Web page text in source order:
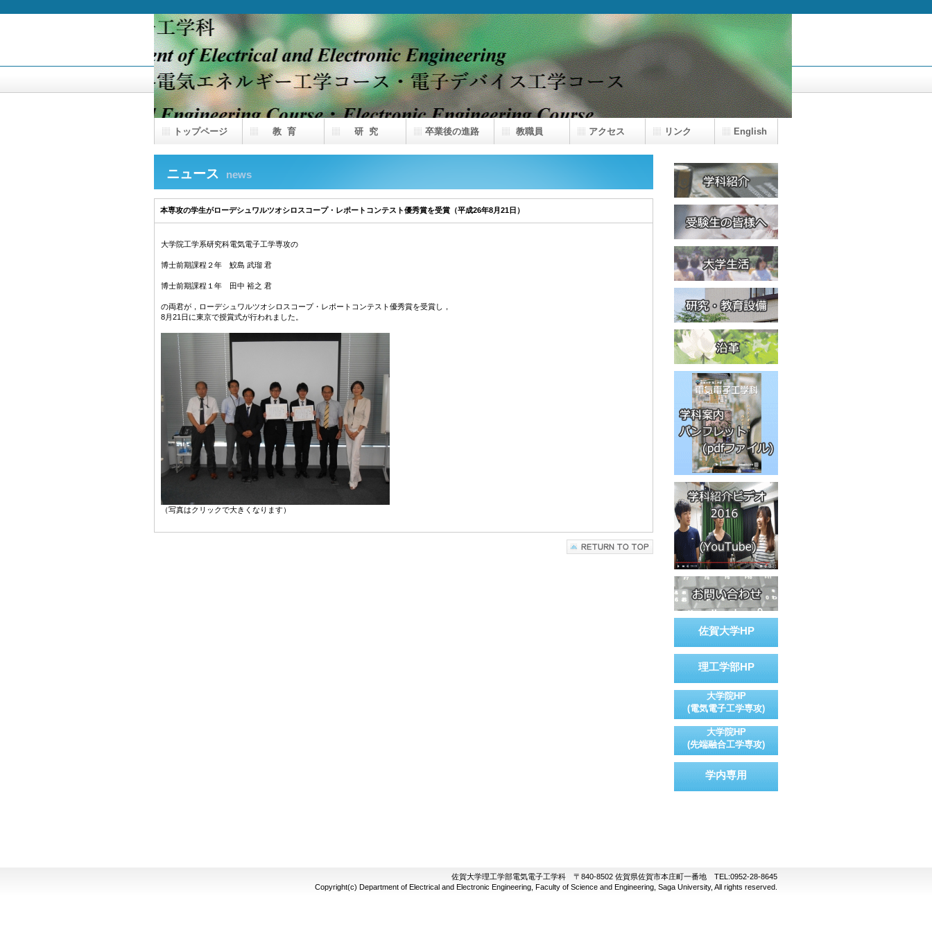
ニュース news
本専攻の学生がローデシュワルツオシロスコープ・レポートコンテスト優秀賞を受賞（平成26年8月21日）
大学院工学系研究科電気電子工学専攻の
博士前期課程２年 鮫島 武瑠 君
博士前期課程１年 田中 裕之 君
の両君が，ローデシュワルツオシロスコープ・レポートコンテスト優秀賞を受賞し，
8月21日に東京で授賞式が行われました。
（写真はクリックで大きくなります）
トップページ 教 育 研 究 卒業後の進路 教職員 アクセス リンク English
佐賀大学HP
理工学部HP
大学院HP
(電気電子工学専攻)
大学院HP
(先端融合工学専攻)
学内専用
佐賀大学理工学部電気電子工学科 〒840-8502 佐賀県佐賀市本庄町一番地 TEL:0952-28-8645
Copyright(c) Department of Electrical and Electronic Engineering, Faculty of Science and Engineering, Saga University, All rights reserved.